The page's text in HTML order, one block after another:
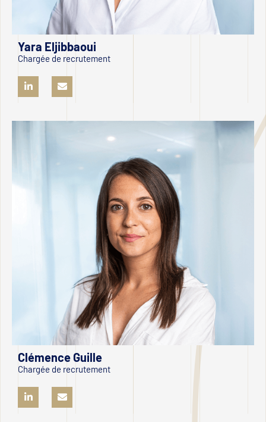
Yara Eljibbaoui
Chargée de recrutement
Clémence Guille
Chargée de recrutement